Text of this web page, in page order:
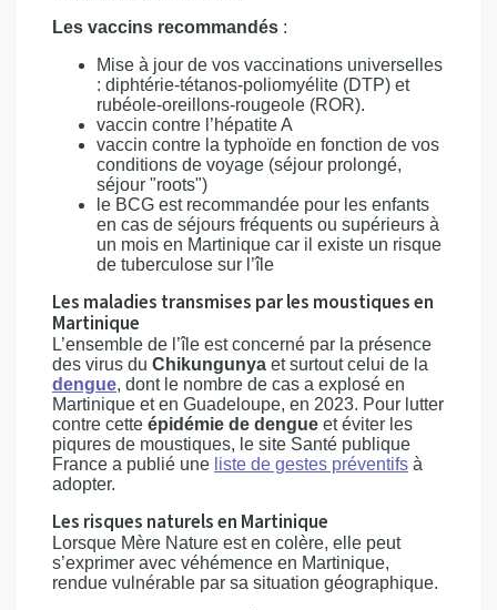
Les vaccins recommandés :
Mise à jour de vos vaccinations universelles
: diphtérie-tétanos-poliomyélite (DTP) et
rubéole-oreillons-rougeole (ROR).
vaccin contre l’hépatite A
vaccin contre la typhoïde en fonction de vos
conditions de voyage (séjour prolongé,
séjour "roots")
le BCG est recommandée pour les enfants
en cas de séjours fréquents ou supérieurs à
un mois en Martinique car il existe un risque
de tuberculose sur l’île
Les maladies transmises par les moustiques en
Martinique
L’ensemble de l’île est concerné par la présence
des virus du Chikungunya et surtout celui de la
dengue, dont le nombre de cas a explosé en
Martinique et en Guadeloupe, en 2023. Pour lutter
contre cette épidémie de dengue et éviter les
piqures de moustiques, le site Santé publique
France a publié une liste de gestes préventifs à
adopter.
Les risques naturels en Martinique
Lorsque Mère Nature est en colère, elle peut
s’exprimer avec véhémence en Martinique,
rendue vulnérable par sa situation géographique.